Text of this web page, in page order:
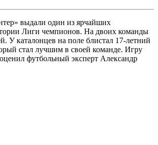
выдали один из ярчайших
Лиги чемпионов. На двоих команды
У каталонцев на поле блистал 17-летний
стал лучшим в своей команде. Игру
футбольный эксперт Александр